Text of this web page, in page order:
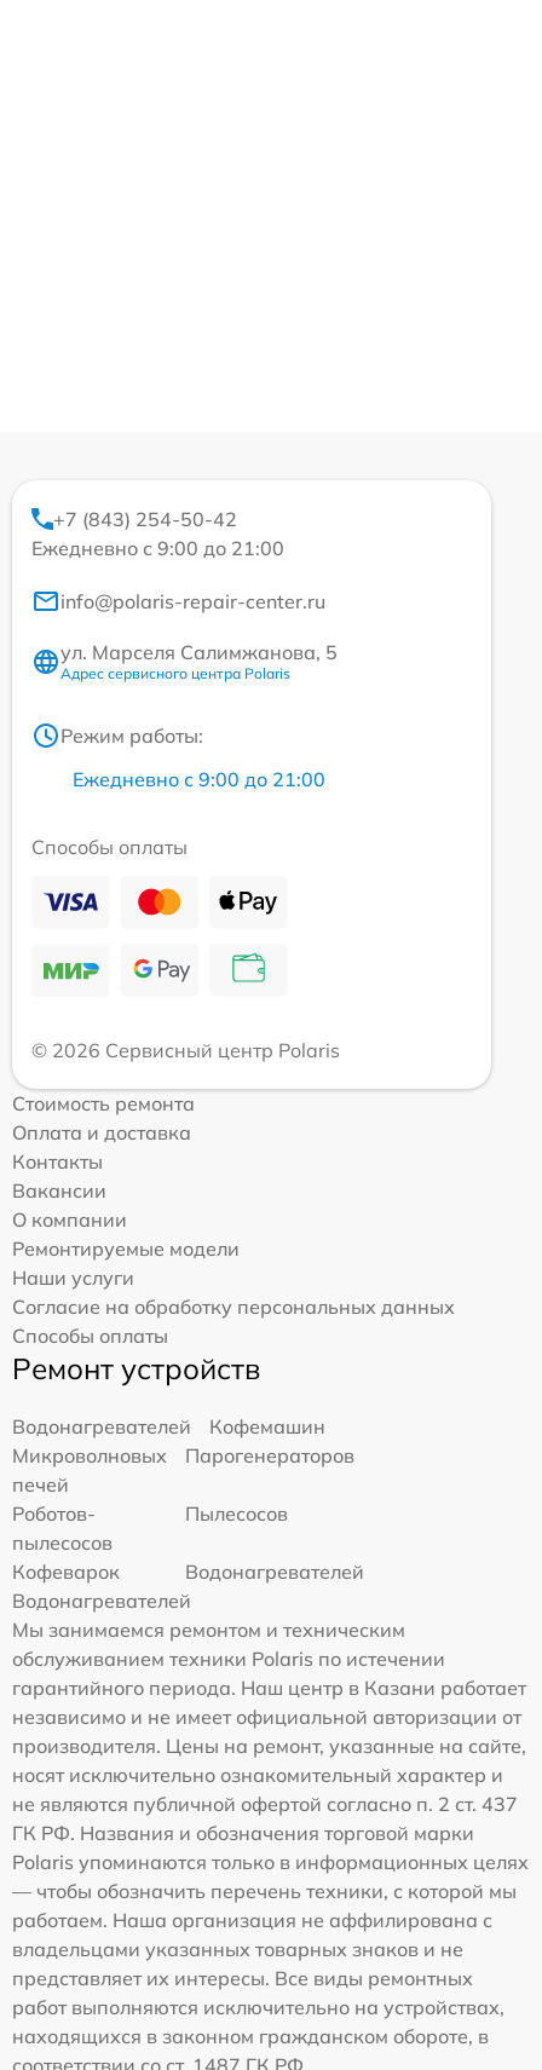
+7 (843) 254-50-42
Ежедневно с 9:00 до 21:00
info@polaris-repair-center.ru
ул. Марселя Салимжанова, 5
Адрес сервисного центра Polaris
Режим работы:
Ежедневно с 9:00 до 21:00
Способы оплаты
© 2026 Сервисный центр Polaris
Стоимость ремонта
Оплата и доставка
Контакты
Вакансии
О компании
Ремонтируемые модели
Наши услуги
Согласие на обработку персональных данных
Способы оплаты
Ремонт устройств
Водонагревателей
Кофемашин
Микроволновых
печей
Парогенераторов
Роботов-
пылесосов
Пылесосов
Кофеварок
Водонагревателей
Водонагревателей
Мы занимаемся ремонтом и техническим
обслуживанием техники Polaris по истечении
гарантийного периода. Наш центр в Казани работает
независимо и не имеет официальной авторизации от
производителя. Цены на ремонт, указанные на сайте,
носят исключительно ознакомительный характер и
не являются публичной офертой согласно п. 2 ст. 437
ГК РФ. Названия и обозначения торговой марки
Polaris упоминаются только в информационных целях
— чтобы обозначить перечень техники, с которой мы
работаем. Наша организация не аффилирована с
владельцами указанных товарных знаков и не
представляет их интересы. Все виды ремонтных
работ выполняются исключительно на устройствах,
находящихся в законном гражданском обороте, в
соответствии со ст. 1487 ГК РФ.